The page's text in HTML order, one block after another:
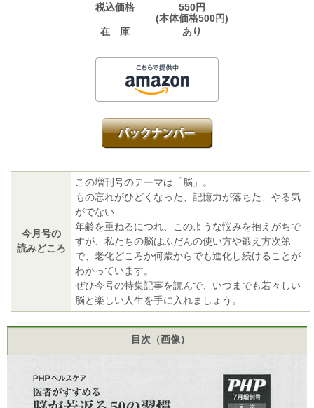
税込価格
550円
(本体価格500円)
在 庫
あり
今月号の
読みどころ
この増刊号のテーマは「脳」。
もの忘れがひどくなった、記憶力が落ちた、やる気
がでない……
年齢を重ねるにつれ、このような悩みを抱えがちで
すが、私たちの脳はふだんの使い方や鍛え方次第
で、老化どころか何歳からでも進化し続けることが
わかっています。
ぜひ今号の特集記事を読んで、いつまでも若々しい
脳と楽しい人生を手に入れましょう。
目次（画像）